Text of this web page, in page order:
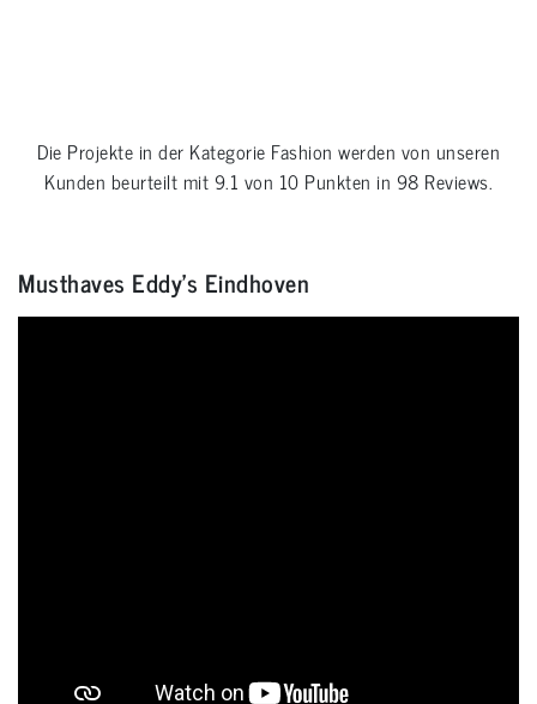
Die Projekte in der Kategorie Fashion werden von unseren
Kunden beurteilt mit9.1 von 10 Punkten in 98 Reviews.
Musthaves Eddy's Eindhoven